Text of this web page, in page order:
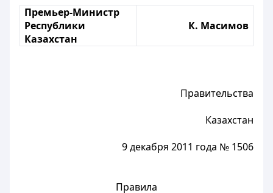
Премьер-Министр
Республики
Казахстан
К. Масимов
Правительства
Казахстан
9 декабря 2011 года № 1506
Правила